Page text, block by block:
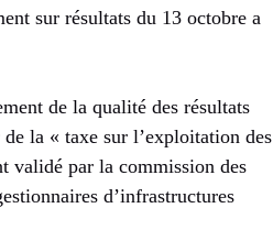
sur résultats du 13 octobre a
de la qualité des résultats
la « taxe sur l’exploitation des
validé par la commission des
d’infrastructures